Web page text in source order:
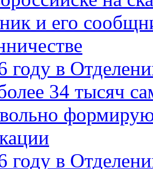
и его
году в
34 тысяч
году в